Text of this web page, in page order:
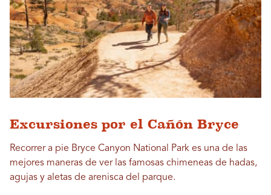
Excursiones por el Cañón Bryce
Recorrer a pie Bryce Canyon National Park es una de las
mejores maneras de ver las famosas chimeneas de hadas,
agujas y aletas de arenisca del parque.